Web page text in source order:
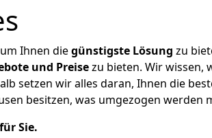
Ihnen diegünstigste Lösung zu
und Preisezu bieten. Wir wissen,
setzen wir alles daran, Ihnen die
besitzen, was umgezogen werden
Sie.